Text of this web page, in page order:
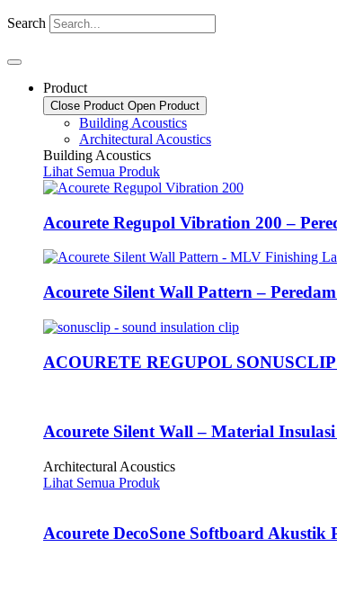
Search
Product
Close Product Open Product
Building Acoustics
Architectural Acoustics
Building Acoustics
Lihat Semua Produk
Acourete Regupol Vibration 200 –
Acourete Silent Wall Pattern –
ACOURETE REGUPOL
Acourete Silent Wall – Material
Architectural Acoustics
Lihat Semua Produk
Acourete DecoSone Softboard Akustik